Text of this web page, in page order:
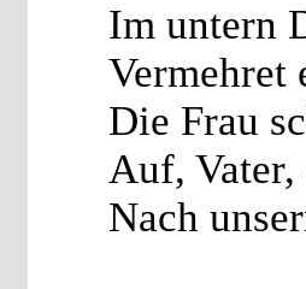
Im untern
Vermehret
Die Frau
Auf,
Nach